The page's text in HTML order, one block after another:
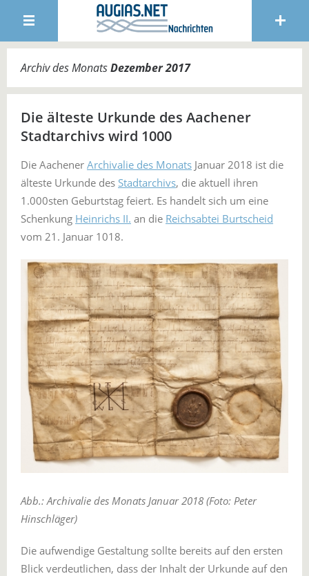
Archiv des MonatsDezember 2017
Die älteste Urkunde des Aachener
Stadtarchivs wird 1000
Die Aachener Archivalie des Monats Januar 2018 ist die
älteste Urkunde des Stadtarchivs, die aktuell ihren
1.000sten Geburtstag feiert. Es handelt sich um eine
Schenkung Heinrichs II. an die Reichsabtei Burtscheid
vom 21. Januar 1018.
Abb.: Archivalie des Monats Januar 2018 (Foto: Peter
Hinschläger)
Die aufwendige Gestaltung sollte bereits auf den ersten
Blick verdeutlichen, dass der Inhalt der Urkunde auf den